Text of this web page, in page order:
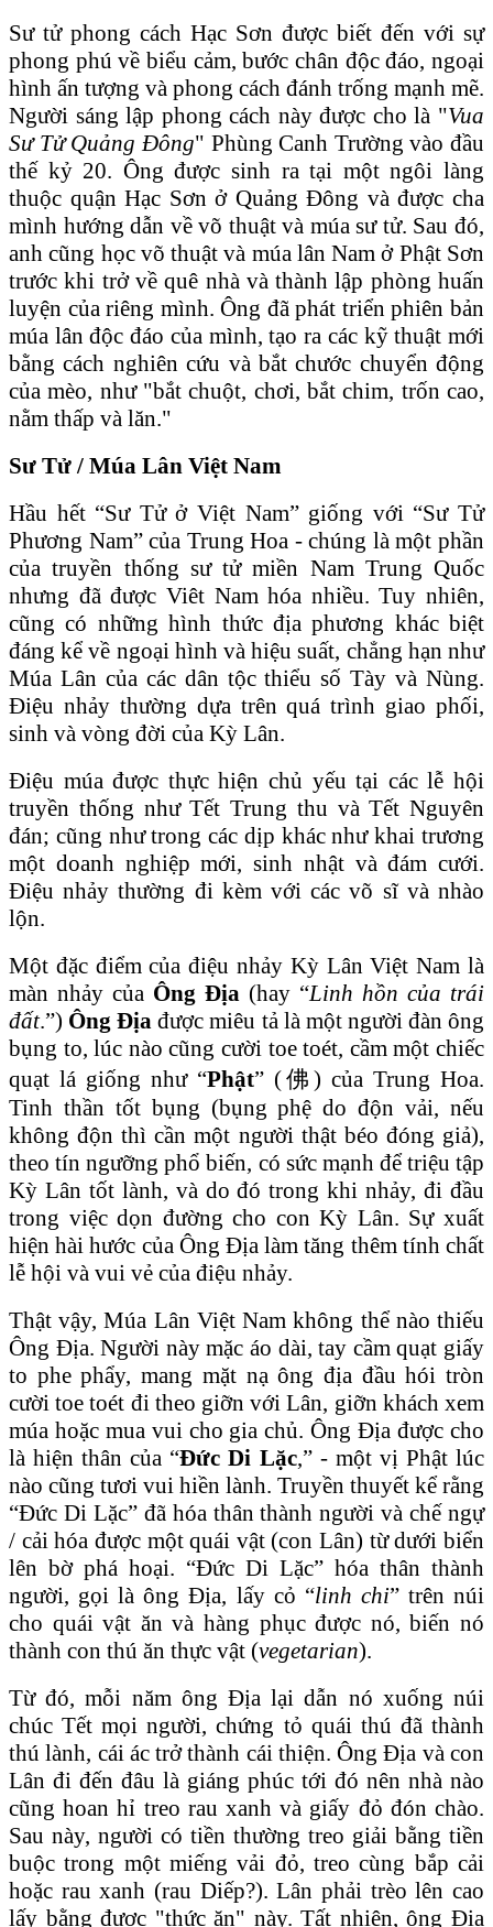
Sư tử phong cách Hạc Sơn được biết đến với sự
phong phú về biểu cảm, bước chân độc đáo, ngoại
hình ấn tượng và phong cách đánh trống mạnh mẽ.
Người sáng lập phong cách này được cho là "Vua
Sư Tử Quảng Đông" Phùng Canh Trường vào đầu
thế kỷ 20. Ông được sinh ra tại một ngôi làng
thuộc quận Hạc Sơn ở Quảng Đông và được cha
mình hướng dẫn về võ thuật và múa sư tử. Sau đó,
anh cũng học võ thuật và múa lân Nam ở Phật Sơn
trước khi trở về quê nhà và thành lập phòng huấn
luyện của riêng mình. Ông đã phát triển phiên bản
múa lân độc đáo của mình, tạo ra các kỹ thuật mới
bằng cách nghiên cứu và bắt chước chuyển động
của mèo, như "bắt chuột, chơi, bắt chim, trốn cao,
nằm thấp và lăn."
Sư Tử / Múa Lân Việt Nam
Hầu hết “Sư Tử ở Việt Nam” giống với “Sư Tử
Phương Nam” của Trung Hoa - chúng là một phần
của truyền thống sư tử miền Nam Trung Quốc
nhưng đã được Viêt Nam hóa nhiều. Tuy nhiên,
cũng có những hình thức địa phương khác biệt
đáng kể về ngoại hình và hiệu suất, chẳng hạn như
Múa Lân của các dân tộc thiểu số Tày và Nùng.
Điệu nhảy thường dựa trên quá trình giao phối,
sinh và vòng đời của Kỳ Lân.
Điệu múa được thực hiện chủ yếu tại các lễ hội
truyền thống như Tết Trung thu và Tết Nguyên
đán; cũng như trong các dịp khác như khai trương
một doanh nghiệp mới, sinh nhật và đám cưới.
Điệu nhảy thường đi kèm với các võ sĩ và nhào
lộn.
Một đặc điểm của điệu nhảy Kỳ Lân Việt Nam là
màn nhảy của Ông Địa (hay “Linh hồn của trái
đất.”) Ông Địa được miêu tả là một người đàn ông
bụng to, lúc nào cũng cười toe toét, cầm một chiếc
quạt lá giống như “Phật” (佛) của Trung Hoa.
Tinh thần tốt bụng (bụng phệ do độn vải, nếu
không độn thì cần một người thật béo đóng giả),
theo tín ngưỡng phổ biến, có sức mạnh để triệu tập
Kỳ Lân tốt lành, và do đó trong khi nhảy, đi đầu
trong việc dọn đường cho con Kỳ Lân. Sự xuất
hiện hài hước của Ông Địa làm tăng thêm tính chất
lễ hội và vui vẻ của điệu nhảy.
Thật vậy, Múa Lân Việt Nam không thể nào thiếu
Ông Địa. Người này mặc áo dài, tay cầm quạt giấy
to phe phẩy, mang mặt nạ ông địa đầu hói tròn
cười toe toét đi theo giỡn với Lân, giỡn khách xem
múa hoặc mua vui cho gia chủ. Ông Địa được cho
là hiện thân của “Đức Di Lặc,” - một vị Phật lúc
nào cũng tươi vui hiền lành. Truyền thuyết kể rằng
“Đức Di Lặc” đã hóa thân thành người và chế ngự
/ cải hóa được một quái vật (con Lân) từ dưới biển
lên bờ phá hoại. “Đức Di Lặc” hóa thân thành
người, gọi là ông Địa, lấy cỏ “linh chi” trên núi
cho quái vật ăn và hàng phục được nó, biến nó
thành con thú ăn thực vật (vegetarian).
Từ đó, mỗi năm ông Địa lại dẫn nó xuống núi
chúc Tết mọi người, chứng tỏ quái thú đã thành
thú lành, cái ác trở thành cái thiện. Ông Địa và con
Lân đi đến đâu là giáng phúc tới đó nên nhà nào
cũng hoan hỉ treo rau xanh và giấy đỏ đón chào.
Sau này, người có tiền thường treo giải bằng tiền
buộc trong một miếng vải đỏ, treo cùng bắp cải
hoặc rau xanh (rau Diếp?). Lân phải trèo lên cao
lấy bằng được "thức ăn" này. Tất nhiên, ông Địa